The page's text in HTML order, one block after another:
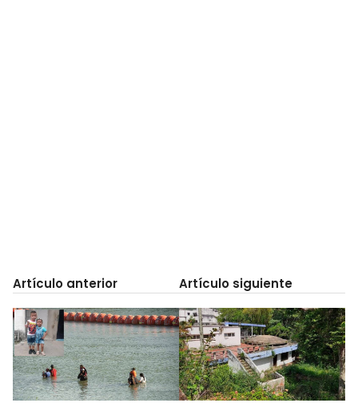
Artículo anterior Artículo siguiente